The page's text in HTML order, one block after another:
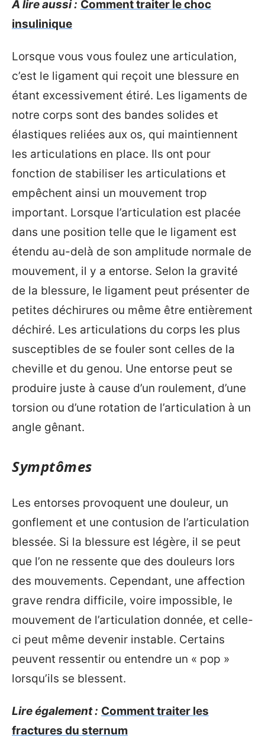
A lire aussi : Comment traiter le choc
insulinique
Lorsque vous vous foulez une articulation,
c’est le ligament qui reçoit une blessure en
étant excessivement étiré. Les ligaments de
notre corps sont des bandes solides et
élastiques reliées aux os, qui maintiennent
les articulations en place. Ils ont pour
fonction de stabiliser les articulations et
empêchent ainsi un mouvement trop
important. Lorsque l’articulation est placée
dans une position telle que le ligament est
étendu au-delà de son amplitude normale de
mouvement, il y a entorse. Selon la gravité
de la blessure, le ligament peut présenter de
petites déchirures ou même être entièrement
déchiré. Les articulations du corps les plus
susceptibles de se fouler sont celles de la
cheville et du genou. Une entorse peut se
produire juste à cause d’un roulement, d’une
torsion ou d’une rotation de l’articulation à un
angle gênant.
Symptômes
Les entorses provoquent une douleur, un
gonflement et une contusion de l’articulation
blessée. Si la blessure est légère, il se peut
que l’on ne ressente que des douleurs lors
des mouvements. Cependant, une affection
grave rendra difficile, voire impossible, le
mouvement de l’articulation donnée, et celle-
ci peut même devenir instable. Certains
peuvent ressentir ou entendre un « pop »
lorsqu’ils se blessent.
Lire également : Comment traiter les
fractures du sternum